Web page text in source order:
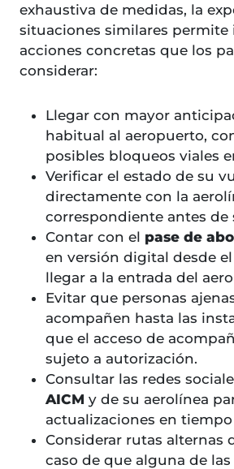
exhaustiva de medidas, la
situaciones similares
acciones concretas que los
considerar:
Llegar con mayor
habitual al aeropuerto,
posibles bloqueos viales
Verificar el estado de su
directamente con la
correspondiente antes de
Contar con el pase de
en versión digital desde
llegar a la entrada del
Evitar que personas
acompañen hasta las
que el acceso de
sujeto a autorización.
Consultar las redes
AICM y de su aerolínea
actualizaciones en tiempo
Considerar rutas alternas
caso de que alguna de las